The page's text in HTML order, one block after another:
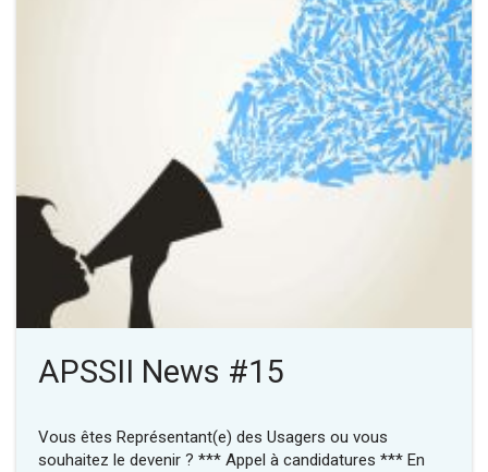
APSSII News #15
Vous êtes Représentant(e) des Usagers ou vous
souhaitez le devenir ? *** Appel à candidatures *** En